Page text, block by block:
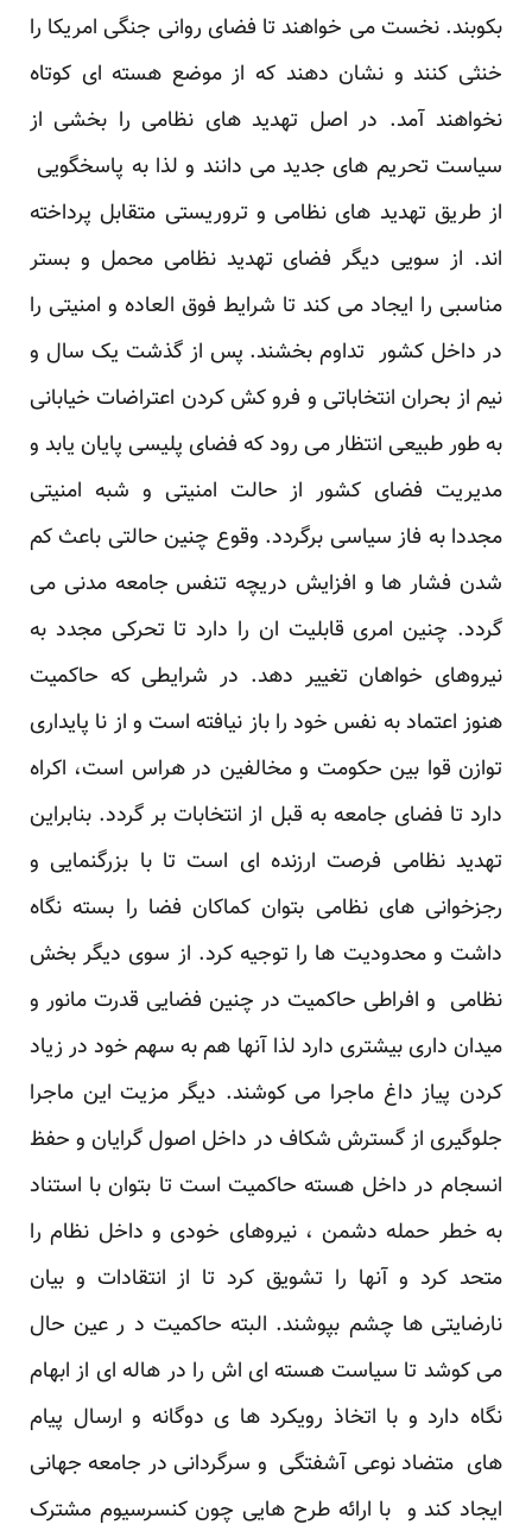
بکوبند. نخست می خواهند تا فضای روانی جنگی امریکا را
خنثی کنند و نشان دهند که از موضع هسته ای کوتاه
نخواهند آمد. در اصل تهدید های نظامی را بخشی از
سیاست تحریم های جدید می دانند و لذا به پاسخگویی
از طریق تهدید های نظامی و تروریستی متقابل پرداخته
اند. از سویی دیگر فضای تهدید نظامی محمل و بستر
مناسبی را ایجاد می کند تا شرایط فوق العاده و امنیتی را
در داخل کشور تداوم بخشند. پس از گذشت یک سال و
نیم از بحران انتخاباتی و فرو کش کردن اعتراضات خیابانی
به طور طبیعی انتظار می رود که فضای پلیسی پایان یابد و
مدیریت فضای کشور از حالت امنیتی و شبه امنیتی
مجددا به فاز سیاسی برگردد. وقوع چنین حالتی باعث کم
شدن فشار ها و افزایش دریچه تنفس جامعه مدنی می
گردد. چنین امری قابلیت ان را دارد تا تحرکی مجدد به
نیروهای خواهان تغییر دهد. در شرایطی که حاکمیت
هنوز اعتماد به نفس خود را باز نیافته است و از نا پایداری
توازن قوا بین حکومت و مخالفین در هراس است، اکراه
دارد تا فضای جامعه به قبل از انتخابات بر گردد. بنابراین
تهدید نظامی فرصت ارزنده ای است تا با بزرگنمایی و
رجزخوانی های نظامی بتوان کماکان فضا را بسته نگاه
داشت و محدودیت ها را توجیه کرد. از سوی دیگر بخش
نظامی و افراطی حاکمیت در چنین فضایی قدرت مانور و
میدان داری بیشتری دارد لذا آنها هم به سهم خود در زیاد
کردن پیاز داغ ماجرا می کوشند. دیگر مزیت این ماجرا
جلوگیری از گسترش شکاف در داخل اصول گرایان و حفظ
انسجام در داخل هسته حاکمیت است تا بتوان با استناد
به خطر حمله دشمن ، نیروهای خودی و داخل نظام را
متحد کرد و آنها را تشویق کرد تا از انتقادات و بیان
نارضایتی ها چشم بپوشند. البته حاکمیت د ر عین حال
می کوشد تا سیاست هسته ای اش را در هاله ای از ابهام
نگاه دارد و با اتخاذ رویکرد ها ی دوگانه و ارسال پیام
های متضاد نوعی آشفتگی و سرگردانی در جامعه جهانی
ایجاد کند و با ارائه طرح هایی چون کنسرسیوم مشترک